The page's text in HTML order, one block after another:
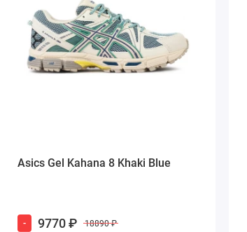
Asics Gel Kahana 8 Khaki Blue
- 9770 ₽ 18890 ₽